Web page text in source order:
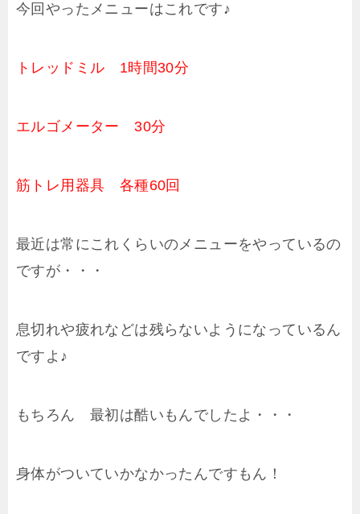
今回やったメニューはこれです♪
トレッドミル 1時間30分
エルゴメーター 30分
筋トレ用器具 各種60回
最近は常にこれくらいのメニューをやっているの
ですが・・・
息切れや疲れなどは残らないようになっているん
ですよ♪
もちろん 最初は酷いもんでしたよ・・・
身体がついていかなかったんですもん！